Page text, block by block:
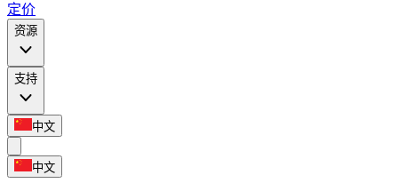
定价
资源
支持
中文
中文